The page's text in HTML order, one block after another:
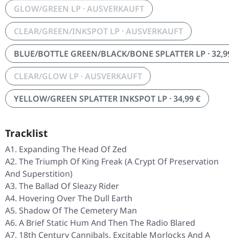
GLOW/GREEN LP · AUSVERKAUFT
CLEAR/GREEN/INKSPOT LP · AUSVERKAUFT
BLUE/BOTTLE GREEN/BLACK/BONE SPLATTER LP ·
CLEAR/GLOW LP · AUSVERKAUFT
YELLOW/GREEN SPLATTER INKSPOT LP · 34,99 €
Tracklist
A1. Expanding The Head Of Zed
A2. The Triumph Of King Freak (A Crypt Of Preservation
And Superstition)
A3. The Ballad Of Sleazy Rider
A4. Hovering Over The Dull Earth
A5. Shadow Of The Cemetery Man
A6. A Brief Static Hum And Then The Radio Blared
A7. 18th Century Cannibals, Excitable Morlocks And A